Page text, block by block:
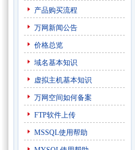
产品购买流程
万网新闻公告
价格总览
域名基本知识
虚拟主机基本知识
万网空间如何备案
FTP软件上传
MSSQL使用帮助